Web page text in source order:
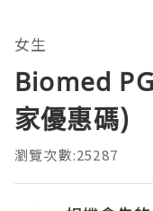
女生
Biomed
家優惠碼)
瀏覽次數:25287